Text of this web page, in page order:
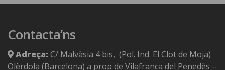
Contacta’ns
Adreça: C/ Malvàsia 4 bis, (Pol. Ind. El Clot de Moja)
Olèrdola (Barcelona) a prop de Vilafranca del Penedès –